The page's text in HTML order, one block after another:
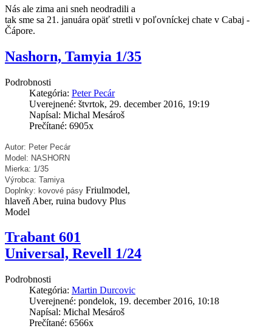
Nás ale zima ani sneh neodradili a
tak sme sa 21. januára opäť stretli v poľovníckej chate v Cabaj -
Čápore.
Nashorn, Tamyia 1/35
Podrobnosti
Kategória: Peter Pecár
Uverejnené: štvrtok, 29. december 2016, 19:19
Napísal: Michal Mesároš
Prečítané: 6905x
Autor: Peter Pecár
Model: NASHORN
Mierka: 1/35
Výrobca: Tamiya
Doplnky: kovové pásy Friulmodel,
hlaveň Aber, ruina budovy Plus
Model
Trabant 601
Universal, Revell 1/24
Podrobnosti
Kategória: Martin Durcovic
Uverejnené: pondelok, 19. december 2016, 10:18
Napísal: Michal Mesároš
Prečítané: 6566x